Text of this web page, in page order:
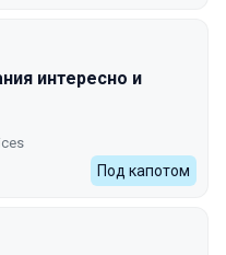
интересно и
Под капотом